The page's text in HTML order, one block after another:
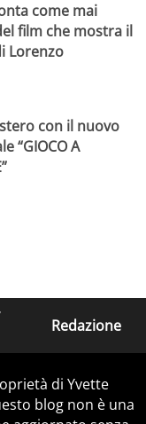
come mai
film che mostra il
Lorenzo
con il nuovo
“GIOCO A
Redazione
di Yvette
blog non è una